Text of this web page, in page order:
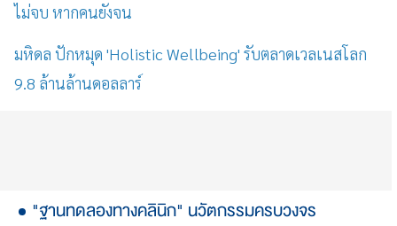
ไม่จบ หากคนยังจน
มหิดล ปักหมุด 'Holistic Wellbeing' รับตลาดเวลเนสโลก
9.8 ล้านล้านดอลลาร์
"ฐานทดลองทางคลินิก" นวัตกรรมครบวงจร